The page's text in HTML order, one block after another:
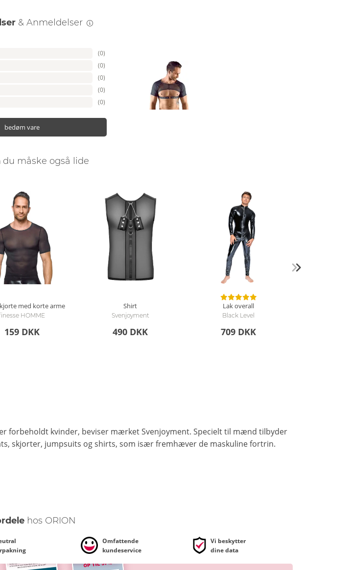
& Anmeldelser
(0)
(0)
(0)
(0)
(0)
bedøm vare
du måske også lide
med korte arme
HOMME
159 DKK
Shirt
Svenjoyment
490 DKK
Lak overall
Black Level
709 DKK
forbeholdt kvinder, beviser mærket Svenjoyment. Specielt til mænd tilbyder
skjorter, jumpsuits og shirts, som især fremhæver de maskuline fortrin.
hos ORION
Omfattende
kundeservice
Vi beskytter
dine data